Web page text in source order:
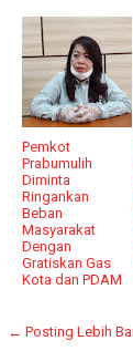
Pemkot
Prabumulih
Diminta
Ringankan
Beban
Masyarakat
Dengan
Gratiskan Gas
Kota dan PDAM
← Posting Lebih